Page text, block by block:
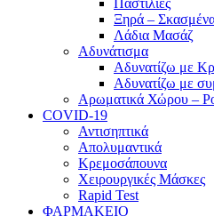
Παστίλιες
Ξηρά –
Λάδια Μασάζ
Αδυνάτισμα
Αδυνατίζω με
Αδυνατίζω με
Αρωματικά Χώρου –
COVID-19
Αντισηπτικά
Απολυμαντικά
Κρεμοσάπουνα
Χειρουργικές Μάσκες
Rapid Test
ΦΑΡΜΑΚΕΙΟ